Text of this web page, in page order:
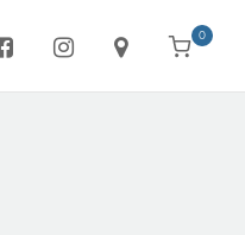
View
cart
0